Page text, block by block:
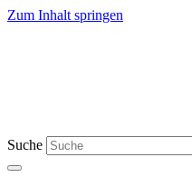
Zum Inhalt springen
Suche